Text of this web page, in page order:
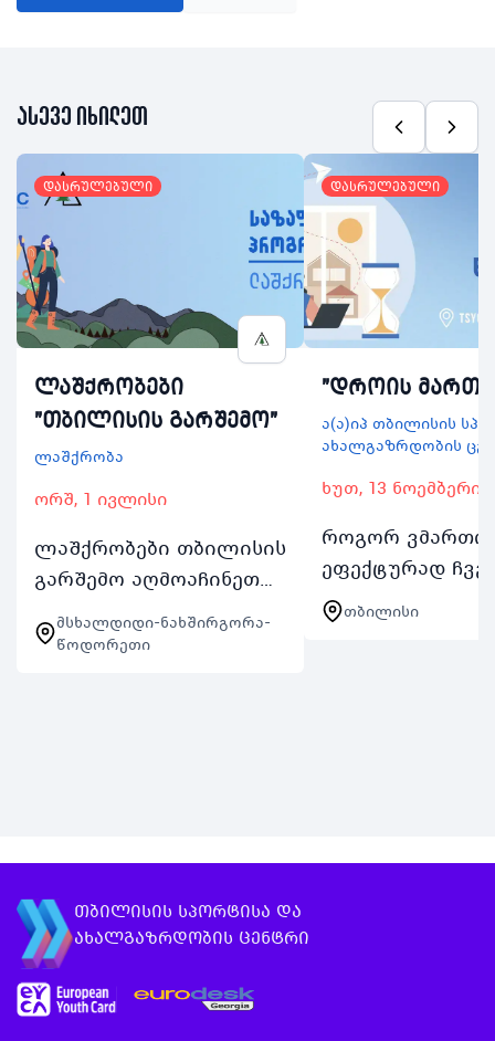
ასევე იხილეთ
დასრულებული
ლაშქრობები
"თბილისის გარშემო"
ლაშქრობა
ორშ, 1 ივლისი
ლაშქრობები თბილისის
გარშემო აღმოაჩინეთ
მდებარე ლანდშაპტები
მსხალდიდი-ნახშირგორა-
წოდორეთი
დასრულებული
"დროის
ა(ა)იპ თბილისის
ახალგაზრდობის
ხუთ, 13 ნოემბერი
როგორ
ეფექტურად
თბილისის
და
თბილისი
თბილისის სპორტისა და
ახალგაზრდობის ცენტრი